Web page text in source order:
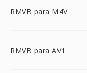
RMVB para M4V
RMVB para AV1